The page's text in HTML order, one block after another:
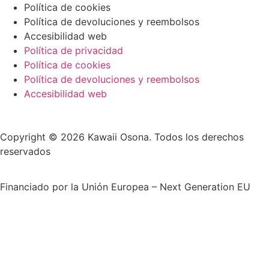
Política de cookies
Política de devoluciones y reembolsos
Accesibilidad web
Política de privacidad
Política de cookies
Política de devoluciones y reembolsos
Accesibilidad web
Copyright © 2026 Kawaii Osona. Todos los derechos
reservados
Financiado por la Unión Europea – Next Generation EU